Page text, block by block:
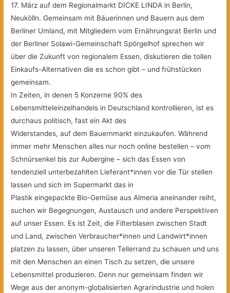
17. März auf dem Regionalmarkt DICKE LINDA in Berlin,
Neukölln. Gemeinsam mit Bäuerinnen und Bauern aus dem
Berliner Umland, mit Mitgliedern vom Ernährungsrat Berlin und
der Berliner Solawi-Gemeinschaft Spörgelhof sprechen wir
über die Zukunft von regionalem Essen, diskutieren die tollen
Einkaufs-Alternativen die es schon gibt – und frühstücken
gemeinsam.
In Zeiten, in denen 5 Konzerne 90% des
Lebensmitteleinzelhandels in Deutschland kontrollieren, ist es
durchaus politisch, fast ein Akt des
Widerstandes, auf dem Bauernmarkt einzukaufen. Während
immer mehr Menschen alles nur noch online bestellen – vom
Schnürsenkel bis zur Aubergine – sich das Essen von
tendenziell unterbezahlten Lieferant*innen vor die Tür stellen
lassen und sich im Supermarkt das in
Plastik eingepackte Bio-Gemüse aus Almeria aneinander reiht,
suchen wir Begegnungen, Austausch und andere Perspektiven
auf unser Essen. Es ist Zeit, die Filterblasen zwischen Stadt
und Land, zwischen Verbraucher*innen und Landwirt*innen
platzen zu lassen, über unseren Tellerrand zu schauen und uns
mit den Menschen an einen Tisch zu setzen, die unsere
Lebensmittel produzieren. Denn nur gemeinsam finden wir
Wege aus der anonym-globalisierten Agrarindustrie und holen